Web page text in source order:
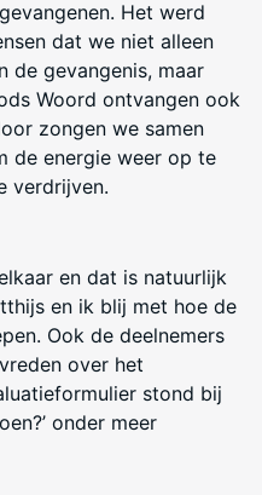
Het werd
dat we niet alleen
de gevangenis, maar
Woord ontvangen ook
zongen we samen
de energie weer op te
verdrijven.
en dat is natuurlijk
en ik blij met hoe de
Ook de deelnemers
over het
stond bij
onder meer